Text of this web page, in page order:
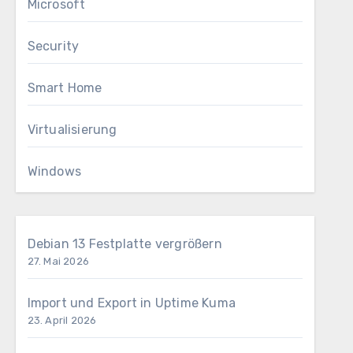
Microsoft
Security
Smart Home
Virtualisierung
Windows
Debian 13 Festplatte vergrößern
27. Mai 2026
Import und Export in Uptime Kuma
23. April 2026